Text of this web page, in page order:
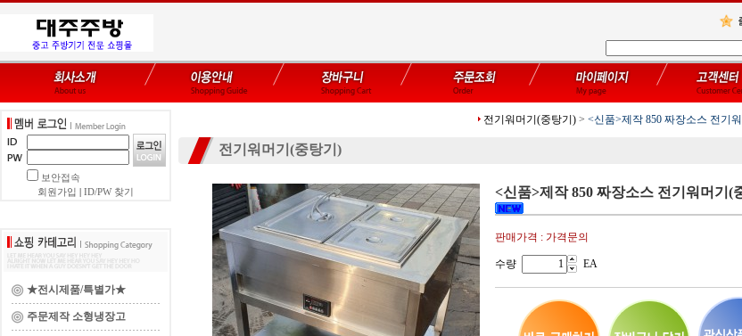
보안접속
회원가입
ID/PW 찾기
★전시제품/특별가★
주문제작 소형냉장고
전기워머기(중탕기) > <신품>제작 850 짜장소스 전기
전기워머기(중탕기)
<신품>제작 850 짜장소스 전기워머기(
판매가격 : 가격문의
수량 EA